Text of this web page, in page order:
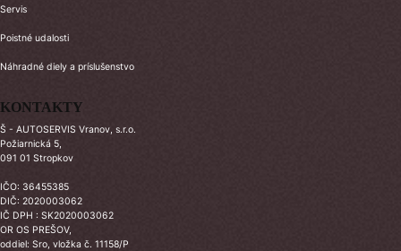
Servis
Poistné udalosti
Náhradné diely a príslušenstvo
KONTAKTY
Š - AUTOSERVIS Vranov, s.r.o.
Požiarnická 5,
091 01 Stropkov
IČO: 36455385
DIČ: 2020003062
IČ DPH : SK2020003062
OR OS PREŠOV,
oddiel: Sro, vložka č. 11158/P